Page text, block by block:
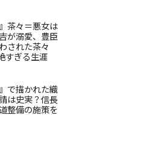
茶々＝悪女は
が溺愛、豊臣
された茶々
すぎる生涯
で描かれた織
は史実？信長
整備の施策を